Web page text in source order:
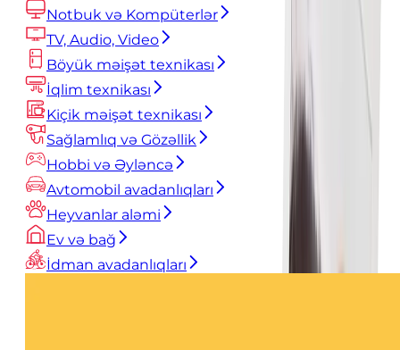
Notbuk və Kompüterlər
TV, Audio, Video
Böyük məişət texnikası
İqlim texnikası
Kiçik məişət texnikası
Sağlamlıq və Gözəllik
Hobbi və Əyləncə
Avtomobil avadanlıqları
Heyvanlar aləmi
Ev və bağ
İdman avadanlıqları